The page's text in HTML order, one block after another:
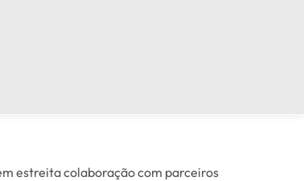
estreita colaboração com parceiros